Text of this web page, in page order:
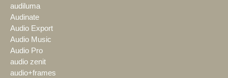
audiluma
Audinate
Audio Export
Audio Music
Audio Pro
audio zenit
audio+frames